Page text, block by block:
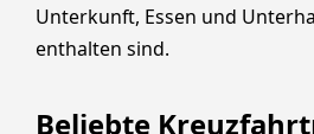
Unterkunft, Essen und
enthalten sind.
Beliebte